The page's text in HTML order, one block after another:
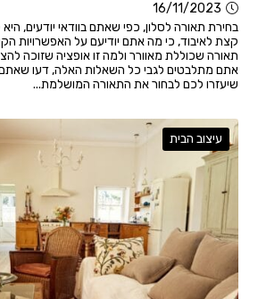
16/11/2023
בחירת תאורה לסלון, כפי שאתם בוודאי יודעים,
קצת לאיבוד, כי מה אתם יודיעם על האפשרויות
תאורה שכוללת מאוורר ולמה זו אופציה שזוכה
אתם מתלבטים לגבי כל השאלות האלה, דעו
שיעזרו לכם לבחור את התאורה המושלמת...
עיצוב הבית